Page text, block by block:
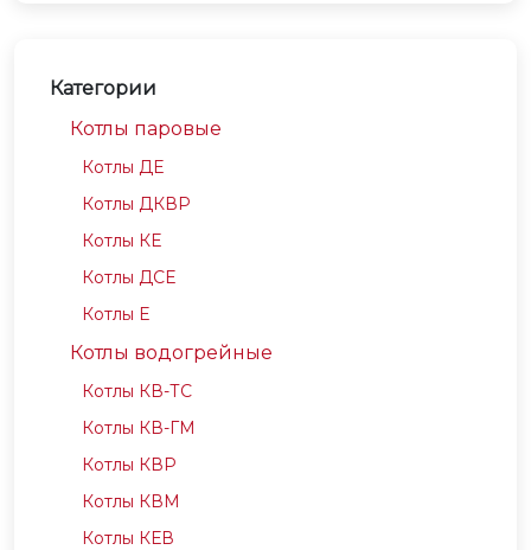
Категории
Котлы паровые
Котлы ДЕ
Котлы ДКВР
Котлы КЕ
Котлы ДСЕ
Котлы Е
Котлы водогрейные
Котлы КВ-ТС
Котлы КВ-ГМ
Котлы КВР
Котлы КВМ
Котлы КЕВ